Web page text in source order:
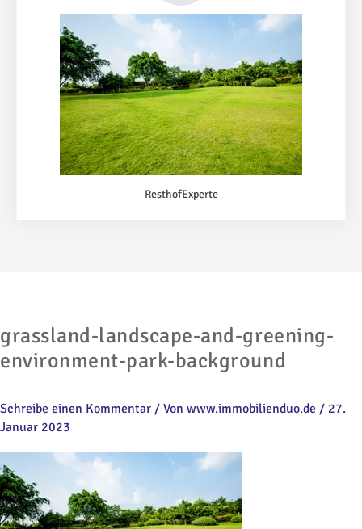
ResthofExperte
grassland-landscape-and-greening-
environment-park-background
Schreibe einen Kommentar / Von www.immobilienduo.de / 27.
Januar 2023